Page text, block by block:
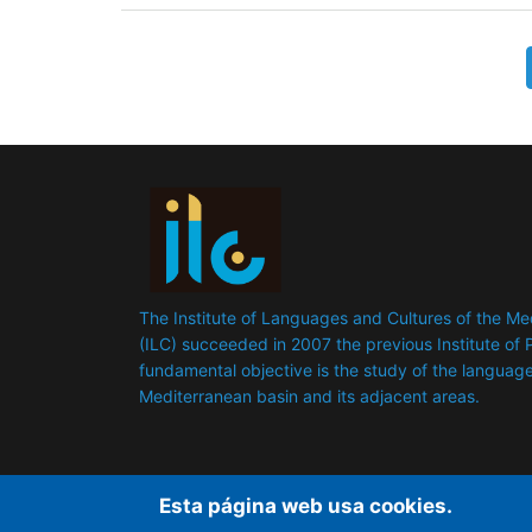
The Institute of Languages ​​and Cultures of the
(ILC) succeeded in 2007 the previous Institute of
fundamental objective is the study of the
Mediterranean basin and its adjacent areas.
Esta página web usa cookies.